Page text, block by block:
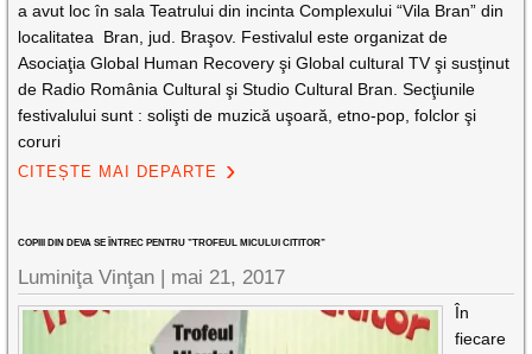
a avut loc în sala Teatrului din incinta Complexului “Vila Bran” din
localitatea Bran, jud. Braşov. Festivalul este organizat de
Asociaţia Global Human Recovery şi Global cultural TV şi susţinut
de Radio România Cultural şi Studio Cultural Bran. Secţiunile
festivalului sunt : solişti de muzică uşoară, etno-pop, folclor şi
coruri
CITEȘTE MAI DEPARTE
COPIII DIN DEVA SE ÎNTREC PENTRU ”TROFEUL MICULUI CITITOR”
Luminiţa Vinţan | mai 21, 2017
În
fiecare